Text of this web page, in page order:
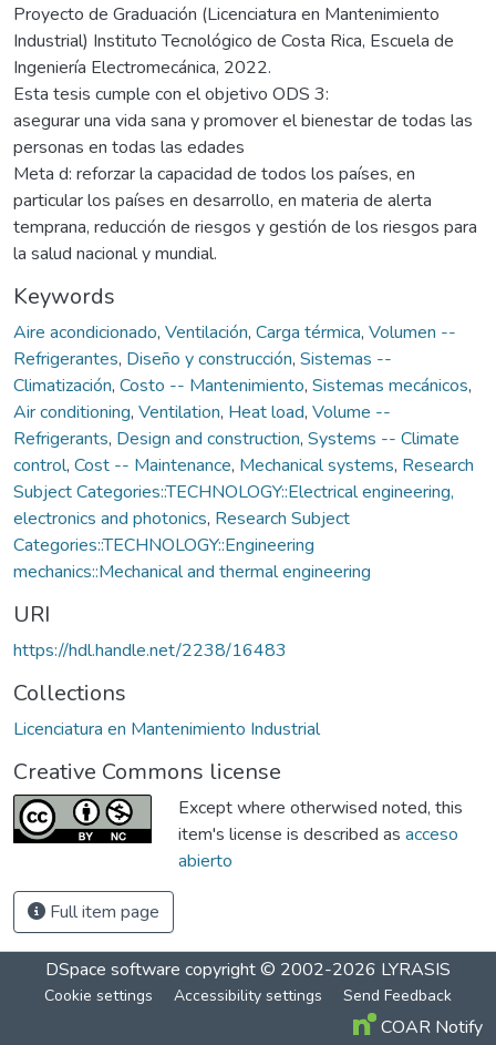
Proyecto de Graduación (Licenciatura en Mantenimiento
Industrial) Instituto Tecnológico de Costa Rica, Escuela de
Ingeniería Electromecánica, 2022.
Esta tesis cumple con el objetivo ODS 3:
asegurar una vida sana y promover el bienestar de todas las
personas en todas las edades
Meta d: reforzar la capacidad de todos los países, en
particular los países en desarrollo, en materia de alerta
temprana, reducción de riesgos y gestión de los riesgos para
la salud nacional y mundial.
Keywords
Aire acondicionado, Ventilación, Carga térmica, Volumen --
Refrigerantes, Diseño y construcción, Sistemas --
Climatización, Costo -- Mantenimiento, Sistemas mecánicos,
Air conditioning, Ventilation, Heat load, Volume --
Refrigerants, Design and construction, Systems -- Climate
control, Cost -- Maintenance, Mechanical systems, Research
Subject Categories::TECHNOLOGY::Electrical engineering,
electronics and photonics, Research Subject
Categories::TECHNOLOGY::Engineering
mechanics::Mechanical and thermal engineering
URI
https://hdl.handle.net/2238/16483
Collections
Licenciatura en Mantenimiento Industrial
Creative Commons license
Except where otherwised noted, this
item's license is described as acceso
abierto
Full item page
DSpace software copyright © 2002-2026 LYRASIS
Cookie settings Accessibility settings Send Feedback
COAR Notify